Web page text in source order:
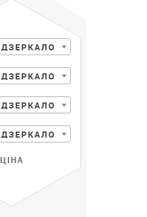
ДЗЕРКАЛО
ДЗЕРКАЛО
ДЗЕРКАЛО
ДЗЕРКАЛО
ЦІНА